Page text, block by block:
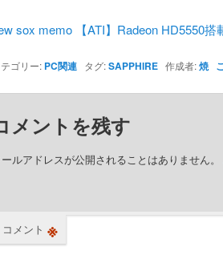
sox memo 【ATI】Radeon HD5550搭
ゴリー: PC関連タグ:SAPPHIRE作成者:焼
メントを残す
ールアドレスが公開されることはありません。
コメント ※